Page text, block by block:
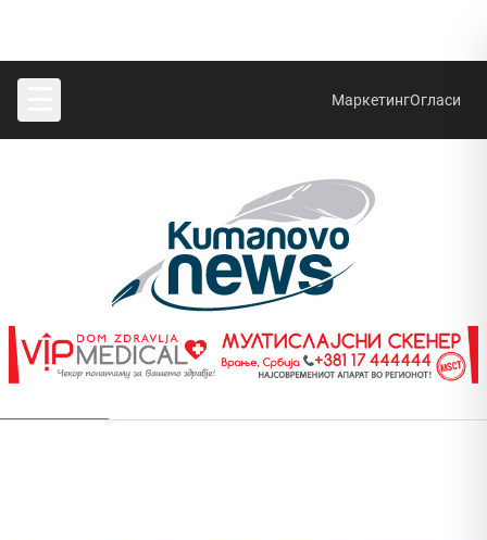
МаркетингОгласи